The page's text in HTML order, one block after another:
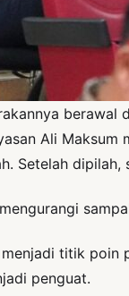
berawal
Ali
Setelah
titik poin
penguat.